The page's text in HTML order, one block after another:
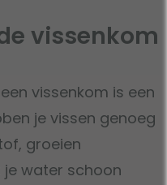
vissenkom
vissenkom is een
je vissen genoeg
groeien
water schoon